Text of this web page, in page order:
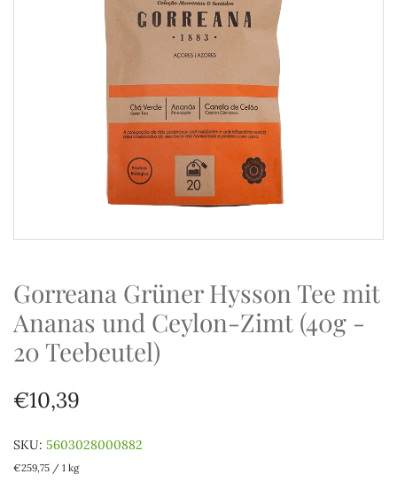
Gorreana Grüner Hysson Tee mit
Ananas und Ceylon-Zimt (40g -
20 Teebeutel)
€10,39
SKU: 5603028000882
€259,75 / 1 kg